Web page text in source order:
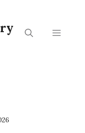
Menu